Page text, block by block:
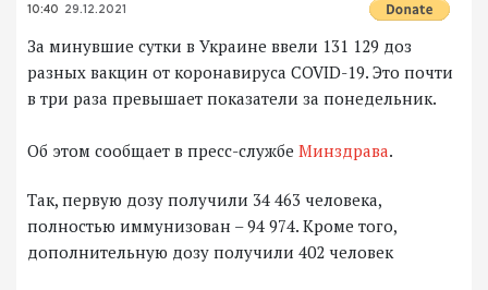
10:40 29.12.2021
За минувшие сутки в Украине ввели 131 129 доз
разных вакцин от коронавируса COVID-19. Это почти
в три раза превышает показатели за понедельник.
Об этом сообщает в пресс-службе Минздрава.
Так, первую дозу получили 34 463 человека,
полностью иммунизован – 94 974. Кроме того,
дополнительную дозу получили 402 человек